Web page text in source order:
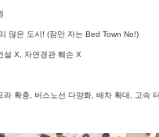
많은 도시! (잠만 자는 Bed Town No!)
설 X, 자연경관 훼손 X
라 확충, 버스노선 다양화, 배차 확대, 고속